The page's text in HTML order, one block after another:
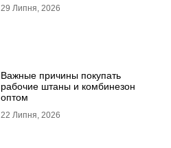
29 Липня, 2026
Важные причины покупать
рабочие штаны и комбинезон
оптом
22 Липня, 2026